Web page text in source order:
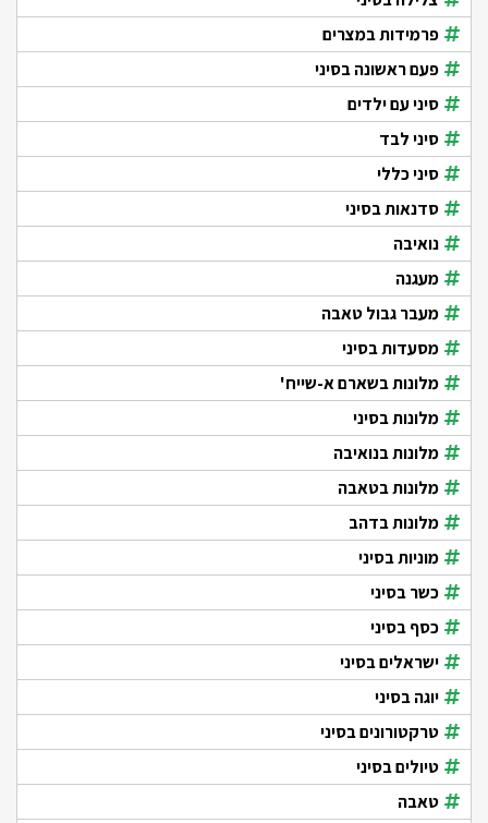
פרמידות במצרים
פעם ראשונה בסיני
סיני עם ילדים
סיני לבד
סיני כללי
סדנאות בסיני
נואיבה
מעגנה
מעבר גבול טאבה
מסעדות בסיני
מלונות בשארם א-שייח'
מלונות בסיני
מלונות בנואיבה
מלונות בטאבה
מלונות בדהב
מוניות בסיני
כשר בסיני
כסף בסיני
ישראלים בסיני
יוגה בסיני
טרקטורונים בסיני
טיולים בסיני
טאבה